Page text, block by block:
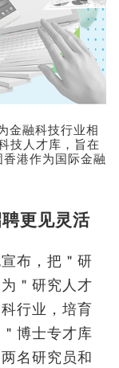
金融科技行业相
技人才库，旨在
港作为国际金融
更见灵活
布，把＂研
＂研究人才
行业，培育
博士专才库
名研究员和